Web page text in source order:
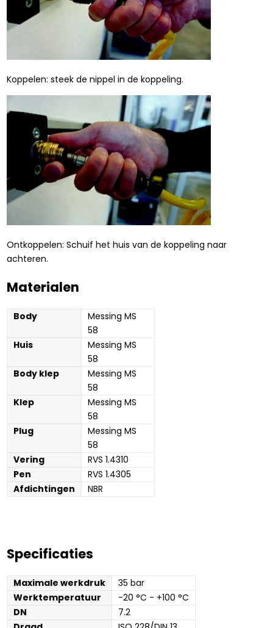
Koppelen: steek de nippel in de koppeling.
Ontkoppelen: Schuif het huis van de koppeling naar
achteren.
Materialen
Body
Messing MS
58
Huis
Messing MS
58
Body klep
Messing MS
58
Klep
Messing MS
58
Plug
Messing MS
58
Vering
RVS 1.4310
Pen
RVS 1.4305
Afdichtingen
NBR
Specificaties
Maximale werkdruk
35 bar
Werktemperatuur
-20 °C - +100 °C
DN
7.2